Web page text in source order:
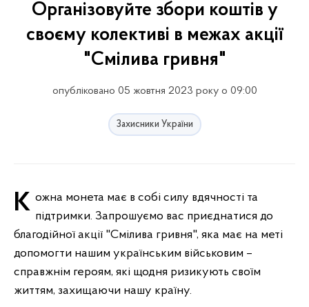
Організовуйте збори коштів у
своєму колективі в межах акції
"Смілива гривня"
опубліковано 05 жовтня 2023 року о 09:00
Захисники України
Кожна монета має в собі силу вдячності та підтримки. Запрошуємо вас приєднатися до
благодійної акції "Смілива гривня", яка має на меті
допомогти нашим українським військовим –
справжнім героям, які щодня ризикують своїм
життям, захищаючи нашу країну.